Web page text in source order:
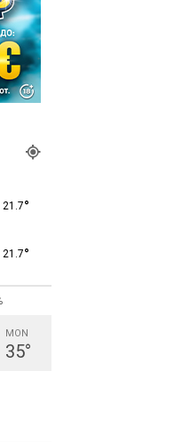
21.7°
21.7°
MON
35°